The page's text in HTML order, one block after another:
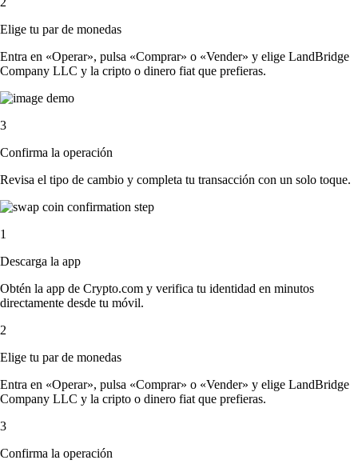
Elige tu par de monedas
Entra en «Operar», pulsa «Comprar» o «Vender» y elige LandBridge
Company LLC y la cripto o dinero fiat que prefieras.
3
Confirma la operación
Revisa el tipo de cambio y completa tu transacción con un solo toque.
1
Descarga la app
Obtén la app de Crypto.com y verifica tu identidad en minutos
directamente desde tu móvil.
2
Elige tu par de monedas
Entra en «Operar», pulsa «Comprar» o «Vender» y elige LandBridge
Company LLC y la cripto o dinero fiat que prefieras.
3
Confirma la operación